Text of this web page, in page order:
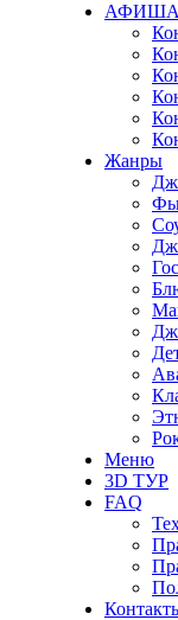
АФИША
Жанры
Меню
3D ТУР
FAQ